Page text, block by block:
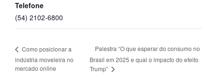
Telefone
(54) 2102-6800
Como posicionar a
indústria moveleira no
mercado online
Palestra “O que esperar do consumo no
Brasil em 2025 e qual o impacto do efeito
Trump”